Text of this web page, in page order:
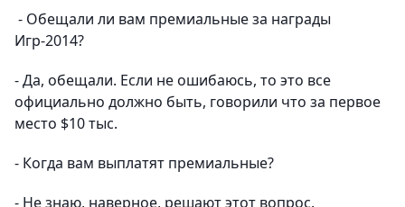
- Обещали ли вам премиальные за награды
Игр-2014?
- Да, обещали. Если не ошибаюсь, то это все
официально должно быть, говорили что за первое
место $10 тыс.
- Когда вам выплатят премиальные?
- Не знаю, наверное, решают этот вопрос.